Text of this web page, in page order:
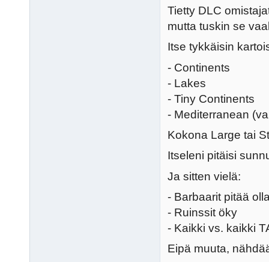
Tietty DLC
mutta tuskin se
Itse tykkäisin
- Continents
- Lakes
- Tiny Continents
- Mediterranean
Kokona Large tai
Itseleni pitäisi
Ja sitten vielä:
- Barbaarit pitää
- Ruinssit öky
- Kaikki vs. kaikki
Eipä muuta,